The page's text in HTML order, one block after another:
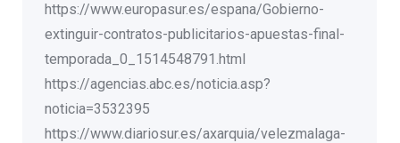
https://www.europasur.es/espana/Gobierno-
extinguir-contratos-publicitarios-apuestas-final-
temporada_0_1514548791.html
https://agencias.abc.es/noticia.asp?
noticia=3532395
https://www.diariosur.es/axarquia/velezmalaga-